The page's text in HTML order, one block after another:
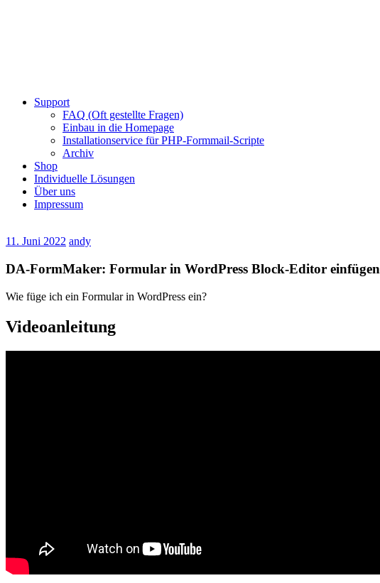
Support
FAQ (Oft gestellte Fragen)
Einbau in die Homepage
Installationservice für PHP-Formmail-Scripte
Archiv
Shop
Individuelle Lösungen
Über uns
Impressum
11. Juni 2022 andy
DA-FormMaker: Formular in WordPress Block-Editor einfügen
Wie füge ich ein Formular in WordPress ein?
Videoanleitung